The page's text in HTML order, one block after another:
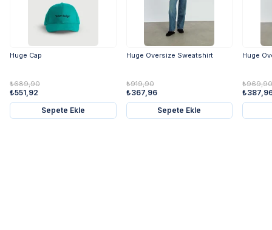
Huge Cap
₺689,90
₺551,92
Sepete Ekle
Huge Oversize Sweatshirt
₺919,90
₺367,96
Sepete Ekle
Huge
₺969,90